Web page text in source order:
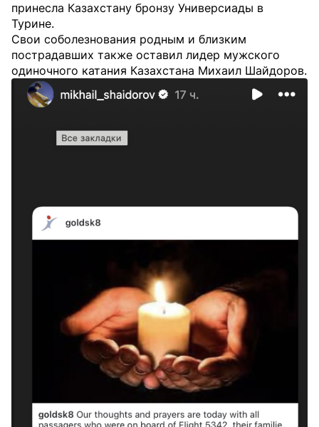
принесла Казахстану бронзу Универсиады в
Турине.
Свои соболезнования родным и близким
пострадавших также оставил лидер мужского
одиночного катания Казахстана Михаил Шайдоров.